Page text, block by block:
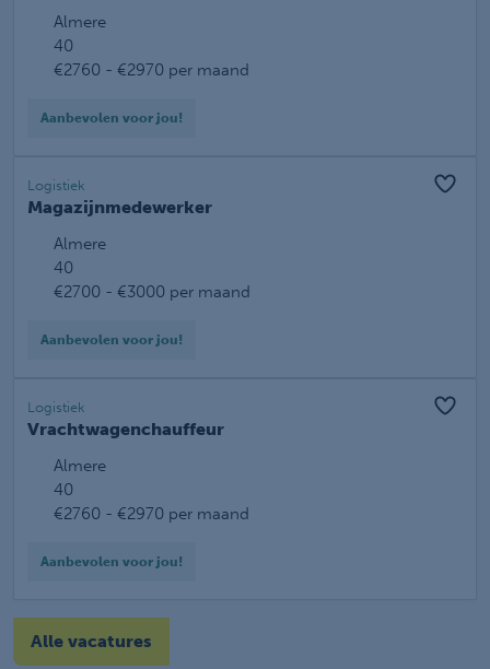
Almere
40
€2760 - €2970 per maand
Aanbevolen voor jou!
Logistiek
Magazijnmedewerker
Almere
40
€2700 - €3000 per maand
Aanbevolen voor jou!
Logistiek
Vrachtwagenchauffeur
Almere
40
€2760 - €2970 per maand
Aanbevolen voor jou!
Alle vacatures